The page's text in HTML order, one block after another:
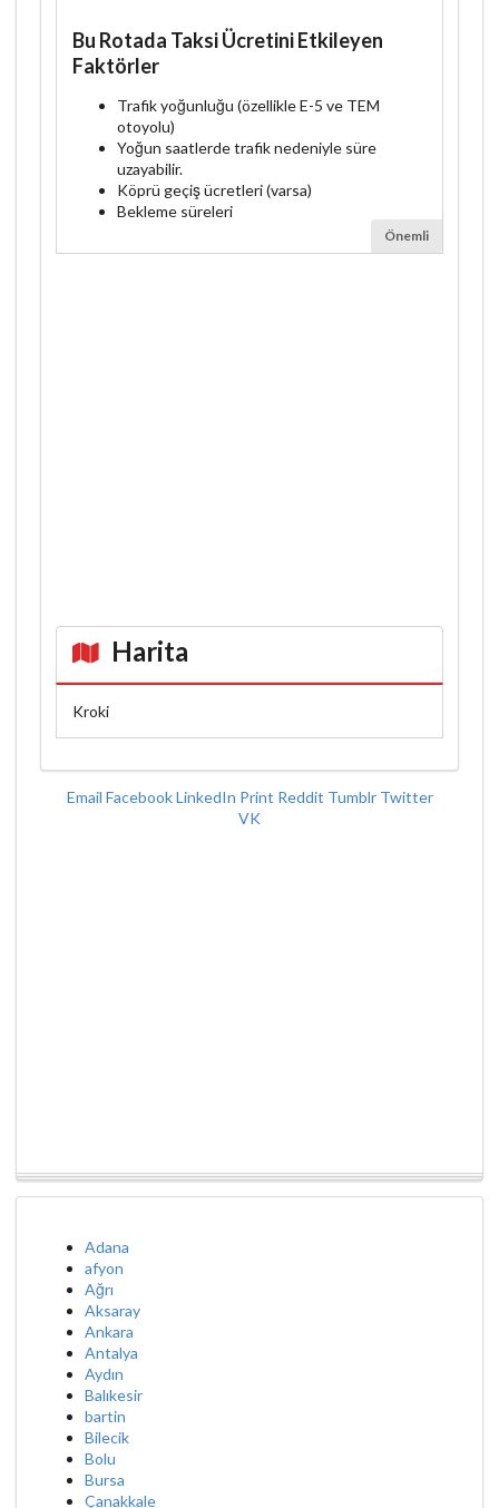
Bu Rotada Taksi Ücretini Etkileyen
Faktörler
Trafik yoğunluğu (özellikle E-5 ve TEM
otoyolu)
Yoğun saatlerde trafik nedeniyle süre
uzayabilir.
Köprü geçiş ücretleri (varsa)
Bekleme süreleri
Önemli
Harita
Kroki
Email FacebookLinkedIn Print Reddit Tumblr Twitter
VK
Adana
afyon
Ağrı
Aksaray
Ankara
Antalya
Aydın
Balıkesir
bartin
Bilecik
Bolu
Bursa
Çanakkale